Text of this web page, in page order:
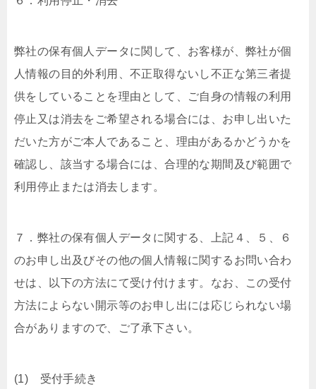
弊社の保有個人データに関して、お客様が、弊社が個
人情報の目的外利用、不正取得ないし不正な第三者提
供をしていることを理由として、ご自身の情報の利用
停止又は消去をご希望される場合には、お申し出いた
だいた方がご本人であること、理由があるかどうかを
確認し、該当する場合には、合理的な期間及び範囲で
利用停止または消去します。
７．弊社の保有個人データに関する、上記４、５、６
のお申し出及びその他の個人情報に関するお問い合わ
せは、以下の方法にて受け付けます。なお、この受付
方法によらない開示等のお申し出には応じられない場
合がありますので、ご了承下さい。
(1) 受付手続き